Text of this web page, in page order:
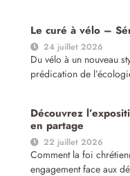
Le curé à vélo –
24 juillet 2026
Du vélo à un nouveau
prédication de
Découvrez
en partage
22 juillet 2026
Comment la foi
engagement face aux